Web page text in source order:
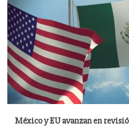
México y EU avanzan en